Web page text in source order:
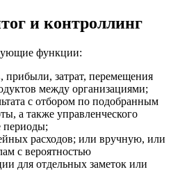
и контроллинг
функции:
прибыли, затрат, перемещения
между организациями;
с отбором по подобранным
а также управленческого
периоды;
расходов; или вручную, или
с вероятностью
для отдельных заметок или